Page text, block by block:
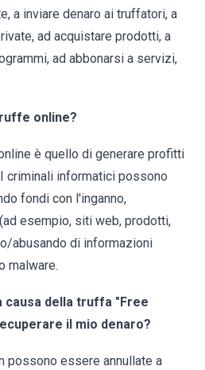
a inviare denaro ai truffatori, a
ad acquistare prodotti, a
ad abbonarsi a servizi,
online?
è quello di generare profitti
criminali informatici possono
fondi con l'inganno,
esempio, siti web, prodotti,
abusando di informazioni
malware.
causa della truffa "Free
il mio denaro?
possono essere annullate a